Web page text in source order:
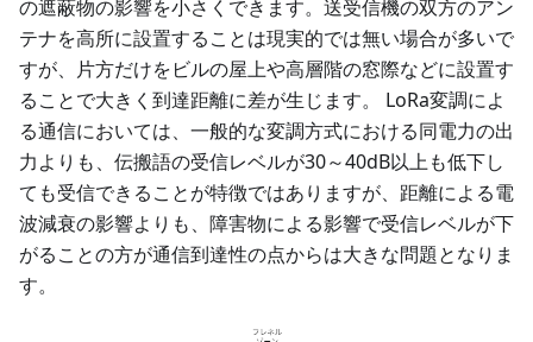
の遮蔽物の影響を小さくできます。送受信機の双方のアン
テナを高所に設置することは現実的では無い場合が多いで
すが、片方だけをビルの屋上や高層階の窓際などに設置す
ることで大きく到達距離に差が生じます。 LoRa変調によ
る通信においては、一般的な変調方式における同電力の出
力よりも、伝搬語の受信レベルが30～40dB以上も低下し
ても受信できることが特徴ではありますが、距離による電
波減衰の影響よりも、障害物による影響で受信レベルが下
がることの方が通信到達性の点からは大きな問題となりま
す。